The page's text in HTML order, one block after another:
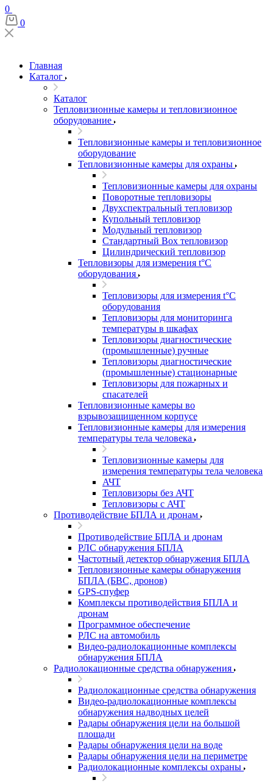
0
0
Главная
Каталог
Каталог
Тепловизионные камеры и тепловизионное
оборудование
Тепловизионные камеры и тепловизионное
оборудование
Тепловизионные камеры для охраны
Тепловизионные камеры для охраны
Поворотные тепловизоры
Двухспектральный тепловизор
Купольный тепловизор
Модульный тепловизор
Стандартный Box тепловизор
Цилиндрический тепловизор
Тепловизоры для измерения t°С
оборудования
Тепловизоры для измерения t°С
оборудования
Тепловизоры для мониторинга
температуры в шкафах
Тепловизоры диагностические
(промышленные) ручные
Тепловизоры диагностические
(промышленные) стационарные
Тепловизоры для пожарных и
спасателей
Тепловизионные камеры во
взрывозащищенном корпусе
Тепловизионные камеры для измерения
температуры тела человека
Тепловизионные камеры для
измерения температуры тела человека
АЧТ
Тепловизоры без АЧТ
Тепловизоры с АЧТ
Противодействие БПЛА и дронам
Противодействие БПЛА и дронам
РЛС обнаружения БПЛА
Частотный детектор обнаружения БПЛА
Тепловизионные камеры обнаружения
БПЛА (БВС, дронов)
GPS-спуфер
Комплексы противодействия БПЛА и
дронам
Программное обеспечение
РЛС на автомобиль
Видео-радиолокационные комплексы
обнаружения БПЛА
Радиолокационные средства обнаружения
Радиолокационные средства обнаружения
Видео-радиолокационные комплексы
обнаружения надводных целей
Радары обнаружения цели на большой
площади
Радары обнаружения цели на воде
Радары обнаружения цели на периметре
Радиолокационные комплексы охраны